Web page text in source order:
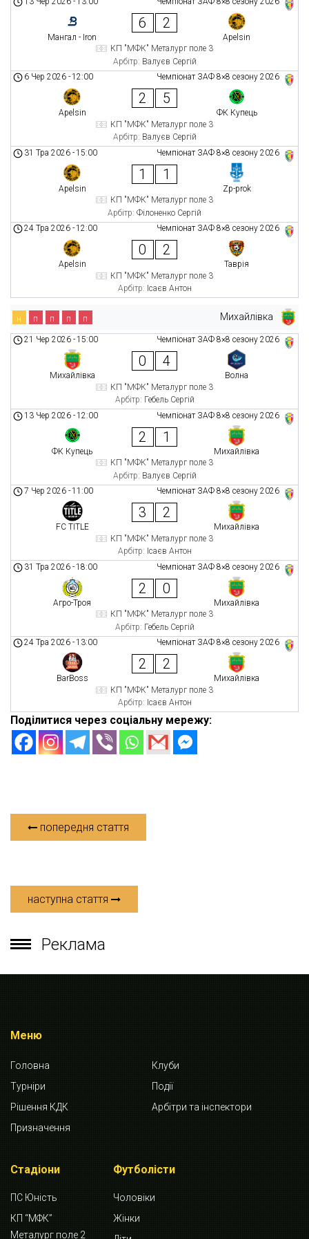
Мангал - Iron
6 2
Apelsin
КП "МФК" Металург поле 3
Арбітр: Валуєв Сергій
Чемпіонат ЗАФ 8×8 сезону 2026
6 Чер 2026 -12:00
Apelsin
2 5
ФК Купець
КП "МФК" Металург поле 3
Арбітр: Валуєв Сергій
Чемпіонат ЗАФ 8×8 сезону 2026
31 Тра 2026 -15:00
Apelsin
1 1
Zp-prok
КП "МФК" Металург поле 3
Арбітр: Філоненко Сергій
Чемпіонат ЗАФ 8×8 сезону 2026
24 Тра 2026 -12:00
Apelsin
0 2
Таврія
КП "МФК" Металург поле 3
Арбітр: Ісаєв Антон
Михайлівка
н п п п п
Чемпіонат ЗАФ 8×8 сезону 2026
21 Чер 2026 -15:00
Михайлівка
0 4
Волна
КП "МФК" Металург поле 3
Арбітр: Гебель Сергій
Чемпіонат ЗАФ 8×8 сезону 2026
13 Чер 2026 -12:00
ФК Купець
2 1
Михайлівка
КП "МФК" Металург поле 3
Арбітр: Валуєв Сергій
Чемпіонат ЗАФ 8×8 сезону 2026
7 Чер 2026 -11:00
FC TITLE
3 2
Михайлівка
КП "МФК" Металург поле 3
Арбітр: Ісаєв Антон
Чемпіонат ЗАФ 8×8 сезону 2026
31 Тра 2026 -18:00
Агро-Троя
2 0
Михайлівка
КП "МФК" Металург поле 3
Арбітр: Гебель Сергій
Чемпіонат ЗАФ 8×8 сезону 2026
24 Тра 2026 -13:00
BarBoss
2 2
Михайлівка
КП "МФК" Металург поле 3
Арбітр: Ісаєв Антон
Поділитися через соціальну мережу:
попередня стаття
наступна стаття
Реклама
Меню
Головна
Клуби
Турніри
Події
Рішення КДК
Арбітри та інспектори
Призначення
Стадіони
ПС Юність
КП “МФК”
Металург поле 2
Футболісти
Чоловіки
Жінки